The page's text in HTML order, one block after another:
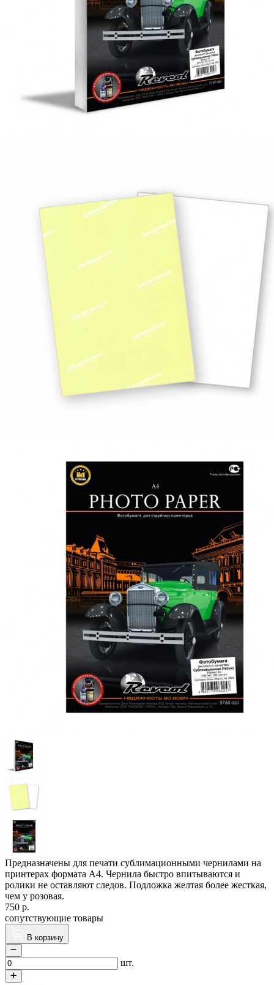
Предназначены для печати сублимационными чернилами на
принтерах формата А4. Чернила быстро впитываются и
ролики не оставляют следов. Подложка желтая более жесткая,
чем у розовая.
750 р.
сопутствующие товары
В корзину
шт.